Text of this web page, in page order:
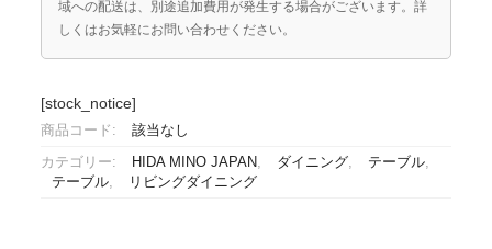
域への配送は、別途追加費用が発生する場合がございます。詳
しくはお気軽にお問い合わせください。
[stock_notice]
商品コード: 該当なし
カテゴリー: HIDA MINO JAPAN ダイニング テーブル
テーブル
リビングダイニング